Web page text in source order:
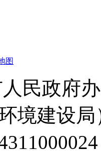
图
民政府
境建设局